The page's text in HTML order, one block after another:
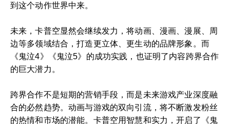
到这个动作世界中来。
未来，卡普空显然会继续发力，将动画、漫画、漫展、周
边等多领域结合，打造更立体、更生动的品牌形象。而
《鬼泣4》《鬼泣5》的成功实践，也证明了内容跨界合作
的巨大潜力。
跨界合作不是短期的营销手段，而是未来游戏产业深度融
合的必然趋势。动画与游戏的双向引流，将不断激发粉丝
的热情和市场的潜能。卡普空用智慧和实力，开启了《鬼